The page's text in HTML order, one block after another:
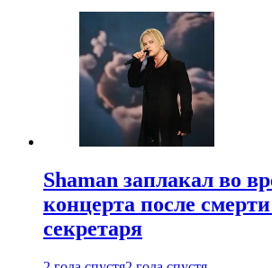
Shaman заплакал во
концерта после
секретаря